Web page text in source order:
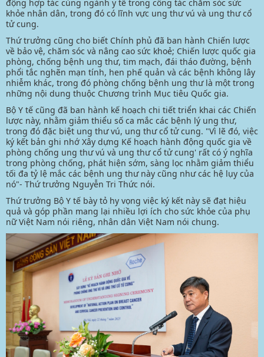
động hợp tác cùng ngành y tế trong công tác chăm sóc sức
khỏe nhân dân, trong đó có lĩnh vực ung thư vú và ung thư cổ
tử cung.
Thứ trưởng cũng cho biết Chính phủ đã ban hành Chiến lược
về bảo vệ, chăm sóc và nâng cao sức khoẻ; Chiến lược quốc gia
phòng, chống bệnh ung thư, tim mạch, đái tháo đường, bệnh
phổi tắc nghẽn mạn tính, hen phế quản và các bệnh không lây
nhiễm khác, trong đó phòng chống bệnh ung thư là một trong
những nội dung thuộc Chương trình Mục tiêu Quốc gia.
Bộ Y tế cũng đã ban hành kế hoạch chi tiết triển khai các Chiến
lược này, nhằm giảm thiểu số ca mắc các bệnh lý ung thư,
trong đó đặc biệt ung thư vú, ung thư cổ tử cung. "Vì lẽ đó, việc
ký kết bản ghi nhớ Xây dựng Kế hoạch hành động quốc gia về
phòng chống ung thư vú và ung thư cổ tử cung' rất có ý nghĩa
trong phòng chống, phát hiện sớm, sàng lọc nhằm giảm thiểu
tối đa tỷ lệ mắc các bệnh ung thư này cũng như các hệ lụy của
nó"- Thứ trưởng Nguyễn Tri Thức nói.
Thứ trưởng Bộ Y tế bày tỏ hy vọng việc ký kết này sẽ đạt hiệu
quả và góp phần mang lại nhiều lợi ích cho sức khỏe của phụ
nữ Việt Nam nói riêng, nhân dân Việt Nam nói chung.